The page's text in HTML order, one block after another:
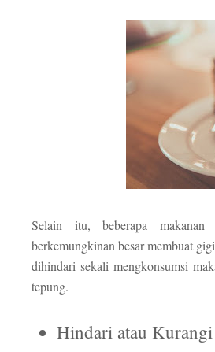
Selain itu, beberapa makanan
berkemungkinan besar membuat
dihindari sekali mengkonsumsi
tepung.
Hindari atau